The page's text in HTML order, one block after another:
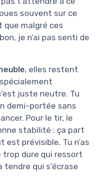
souvent sur ce
que malgré ces
je n’ai pas senti de
, elles restent
juste neutre. Tu
demi-portée sans
Pour le tir, le
stabilité : ça part
est prévisible. Tu n’as
trop dure qui ressort
qui s’écrase